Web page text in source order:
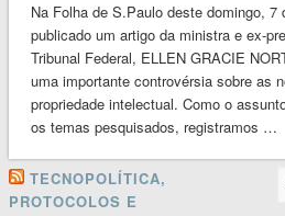
Na Folha de S.Paulo deste domingo, 7
publicado um artigo da ministra e ex-
Tribunal Federal, ELLEN GRACIE
uma importante controvérsia sobre as
propriedade intelectual. Como o
os temas pesquisados, registramos …
TECNOPOLÍTICA,
PROTOCOLOS E